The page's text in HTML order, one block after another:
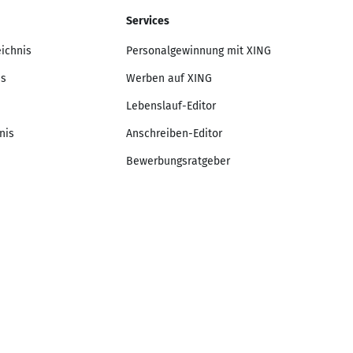
Services
Personalgewinnung mit XING
Werben auf XING
Lebenslauf-Editor
Anschreiben-Editor
Bewerbungsratgeber